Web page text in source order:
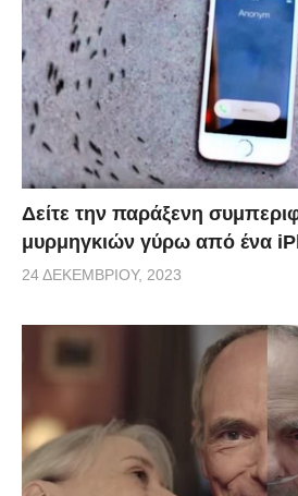
Δείτε την παράξενη
μυρμηγκιών γύρω από ένα
24 ΔΕΚΕΜΒΡΊΟΥ, 2023